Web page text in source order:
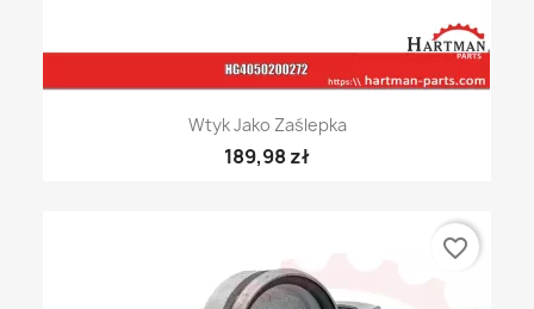
Wtyk Jako Zaślepka
189,98 zł
favorite_border